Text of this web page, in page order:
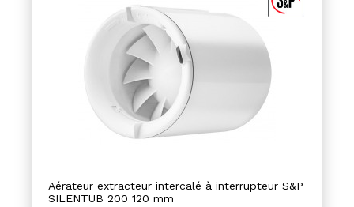
Aérateur extracteur intercalé à interrupteur S&P
SILENTUB 200 120 mm